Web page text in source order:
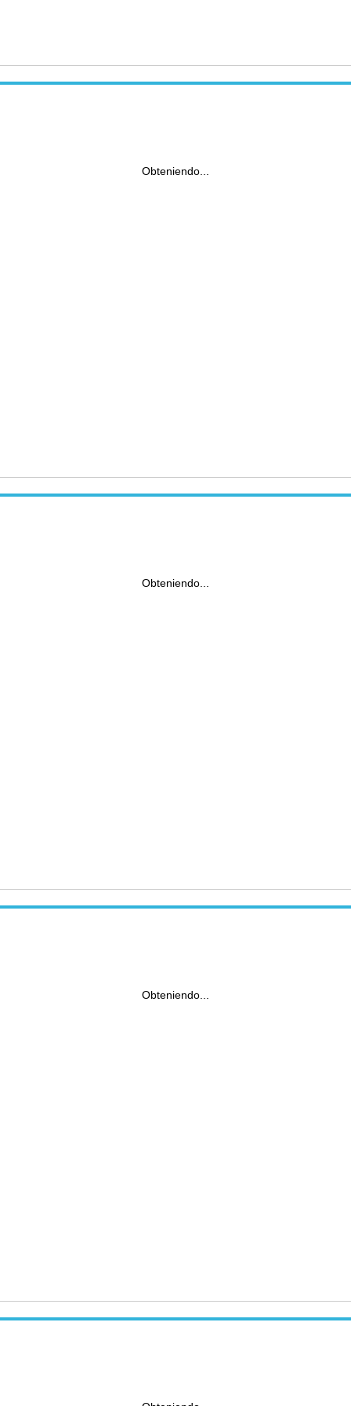
Obteniendo...
Obteniendo...
Obteniendo...